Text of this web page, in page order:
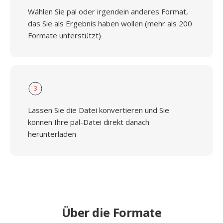
Wählen Sie pal oder irgendein anderes Format,
das Sie als Ergebnis haben wollen (mehr als 200
Formate unterstützt)
3
Lassen Sie die Datei konvertieren und Sie
können Ihre pal-Datei direkt danach
herunterladen
Über die Formate